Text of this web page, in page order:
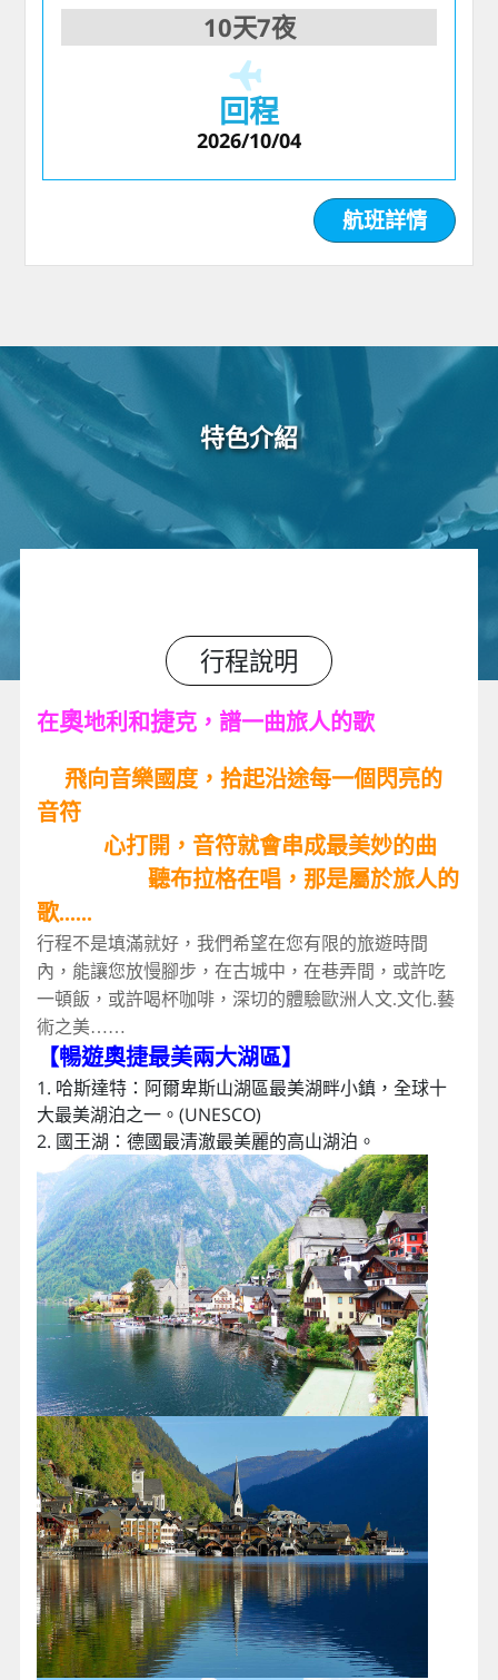
10天7夜
回程
2026/10/04
航班詳情
特色介紹
行程說明
在奧地利和捷克，譜一曲旅人的歌
飛向音樂國度，拾起沿途每一個閃亮的
音符
心打開，音符就會串成最美妙的曲
聽布拉格在唱，那是屬於旅人的
歌......
行程不是填滿就好，我們希望在您有限的旅遊時間
內，能讓您放慢腳步，在古城中，在巷弄間，或許吃
一頓飯，或許喝杯咖啡，深切的體驗歐洲人文.文化.藝
術之美……
【暢遊奧捷最美兩大湖區】
1. 哈斯達特：阿爾卑斯山湖區最美湖畔小鎮，全球十
大最美湖泊之一。(UNESCO)
2. 國王湖：德國最清澈最美麗的高山湖泊。